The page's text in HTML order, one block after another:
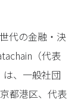
代の金融・決
（代表
、一般社団
都港区、代表